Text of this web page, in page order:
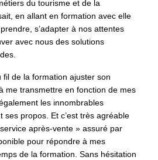
du tourisme et de la
en allant en formation avec elle
s’adapter à nos attentes
avec nous des solutions
fil de la formation ajuster son
me transmettre en fonction de mes
les innombrables
ses propos. Et c’est très agréable
après-vente » assuré par
pour répondre à mes
de la formation. Sans hésitation